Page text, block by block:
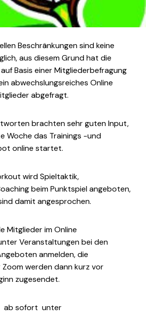
Beschränkungen sind keine
aus diesem Grund hat die
Basis einer Mitgliederbefragung
abwechslungsreiches Online
abgefragt.
brachten sehr guten Input,
Woche das Trainings -und
online startet.
wird Spieltaktik,
beim Punktspiel angeboten,
damit angesprochen.
Mitglieder im Online
Veranstaltungen bei den
anmelden, die
werden dann kurz vor
zugesendet.
ab sofort unter